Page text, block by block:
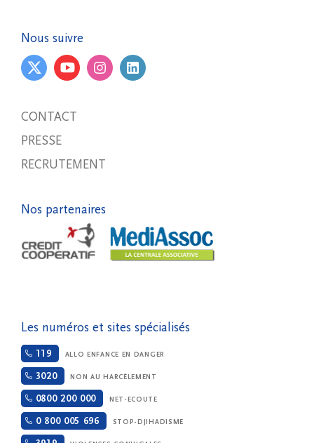
Nous suivre
CONTACT
PRESSE
RECRUTEMENT
Nos partenaires
Les numéros et sites spécialisés
119 ALLO ENFANCE EN DANGER
3020 NON AU HARCÈLEMENT
0800 200 000 NET-ECOUTE
0 800 005 696 STOP-DJIHADISME